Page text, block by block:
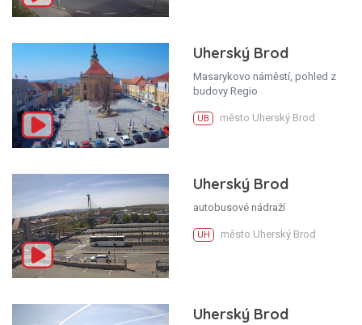
Uherský Brod
Masarykovo náměstí, pohled z
budovy Regio
UB město Uherský Brod
Uherský Brod
autobusové nádraží
UH město Uherský Brod
Uherský Brod